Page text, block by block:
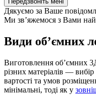
Дякуємо за Ваше
Ми зв’яжемося з Вами
Види об’ємних
Виготовлення об’ємних
різних матеріалів —
вартості та умов
мінімальні, тоді як у